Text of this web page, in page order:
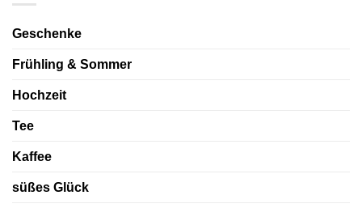
Geschenke
Frühling & Sommer
Hochzeit
Tee
Kaffee
süßes Glück